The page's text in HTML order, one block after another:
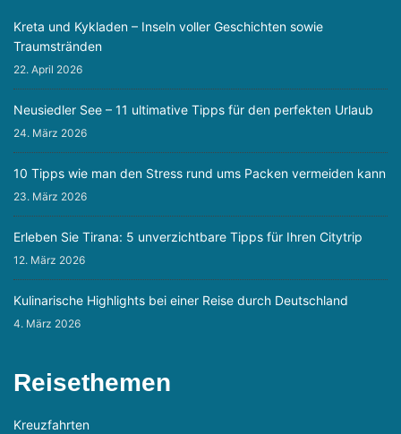
Kreta und Kykladen – Inseln voller Geschichten sowie
Traumstränden
22. April 2026
Neusiedler See – 11 ultimative Tipps für den perfekten Urlaub
24. März 2026
10 Tipps wie man den Stress rund ums Packen vermeiden kann
23. März 2026
Erleben Sie Tirana: 5 unverzichtbare Tipps für Ihren Citytrip
12. März 2026
Kulinarische Highlights bei einer Reise durch Deutschland
4. März 2026
Reisethemen
Kreuzfahrten